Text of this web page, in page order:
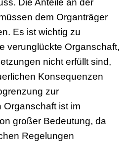
Die Anteile an der
dem Organträger
Es ist wichtig zu
verunglückte Organschaft,
nicht erfüllt sind,
Konsequenzen
zur
ist im
großer Bedeutung, da
Regelungen